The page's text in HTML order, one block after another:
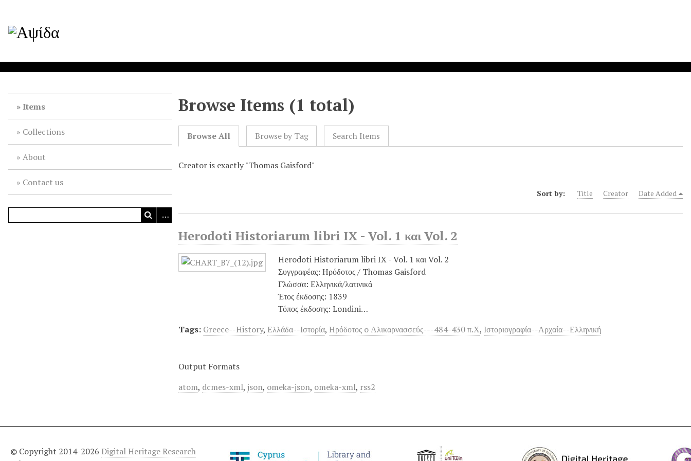
Items
Collections
About
Contact us
Browse Items (1 total)
Browse All Browse by Tag Search Items
Creator is exactly "Thomas Gaisford"
Sort by: Title Creator Date Added
Herodoti Historiarum libri IX - Vol. 1 και Vol. 2
Herodoti Historiarum libri IX - Vol. 1 και Vol. 2
Συγγραφέας: Ηρόδοτος / Thomas Gaisford
Γλώσσα: Ελληνικά/λατινικά
Έτος έκδοσης: 1839
Τόπος έκδοσης: Londini…
Tags: Greece--History,Ελλάδα--Ιστορία,Ηρόδοτος o Αλικαρνασσεύς---484-430 π.Χ, Ιστοριογραφία--Αρχαία--Ελληνική
Output Formats
atom, dcmes-xml,json, omeka-json, omeka-xml, rss2
© Copyright 2014-2026 Digital Heritage Research